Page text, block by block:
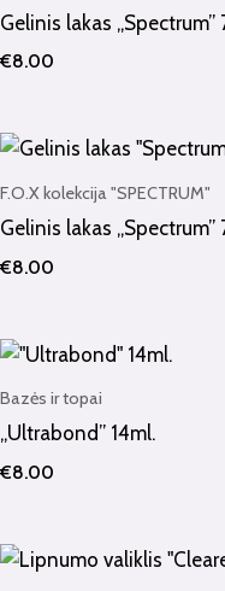
Gelinis lakas „Spectrum”
€8.00
F.O.X kolekcija "SPECTRUM"
Gelinis lakas
€8.00
Bazės ir topai
„Ultrabond” 14ml.
€8.00